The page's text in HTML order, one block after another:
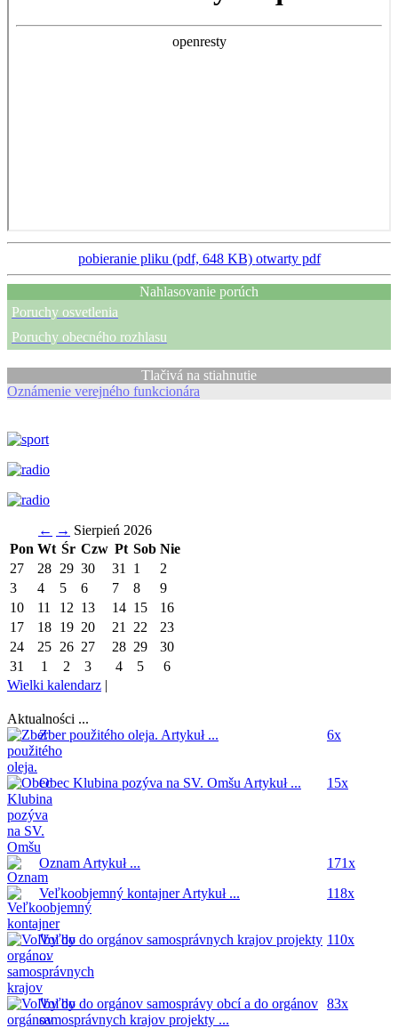
pobieranie pliku (pdf, 648 KB) otwarty pdf
Nahlasovanie porúch
Poruchy osvetlenia
Poruchy obecného rozhlasu
Tlačivá na stiahnutie
Oznámenie verejného funkcionára
← → Sierpień 2026
Pon Wt Śr Czw Pt Sob Nie
27
28 29 30 31 1
2
3
4 5 6 7 8
9
10
11 12 13 14 15
16
17
18 19 20 21 22
23
24
25 26 27 28 29
30
31
1 2 3 4 5
6
Wielki kalendarz |
Aktualności ...
Zber použitého oleja. Artykuł ... 6x
Obec Klubina pozýva na SV. Omšu Artykuł ... 15x
Oznam Artykuł ...
171x
Veľkoobjemný kontajnerArtykuł ... 118x
Voľby do orgánov samosprávnych krajov projekty
...
110x
Voľby do orgánov samosprávy obcí a do orgánov
samosprávnych krajov projekty ...
83x